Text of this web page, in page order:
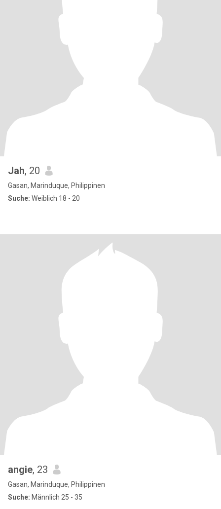
Jah, 20
Gasan, Marinduque, Philippinen
Suche: Weiblich 18 - 20
angie, 23
Gasan, Marinduque, Philippinen
Suche: Männlich 25 - 35